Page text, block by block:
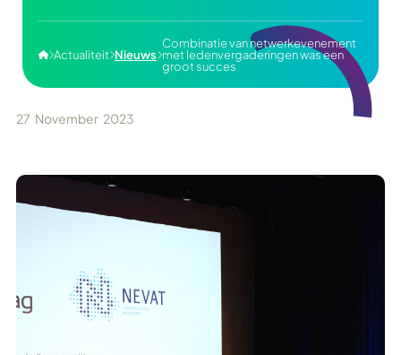
Actualiteit Nieuws 
Combinatie van netwerkevenement
met ledenvergaderingen was een
groot succes
27 November 2023